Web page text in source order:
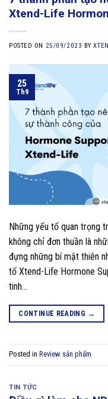
Xtend-Life
POSTED ON 25/09/2023 BY
25
Th9
Những yếu tố quan trọng
không chỉ đơn thuần là
đựng những bí mật thiên
tố Xtend-Life Hormone
tinh…
CONTINUE READING →
Posted in Review sản phẩm
TIN TỨC